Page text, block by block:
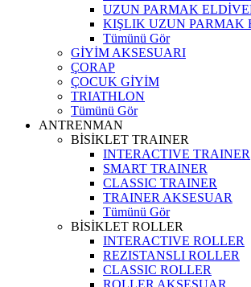
UZUN PARMAK
KIŞLIK UZUN PARMAK
Tümünü Gör
GİYİM AKSESUARI
ÇORAP
ÇOCUK GİYİM
TRIATHLON
Tümünü Gör
ANTRENMAN
BİSİKLET TRAINER
INTERACTIVE TRAINER
SMART TRAINER
CLASSIC TRAINER
TRAINER AKSESUAR
Tümünü Gör
BİSİKLET ROLLER
INTERACTIVE ROLLER
REZISTANSLI ROLLER
CLASSIC ROLLER
ROLLER AKSESUAR